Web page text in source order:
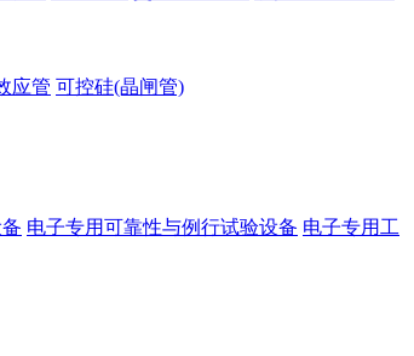
应管 可控硅(晶闸管)
电子专用可靠性与例行试验设备 电子专用工